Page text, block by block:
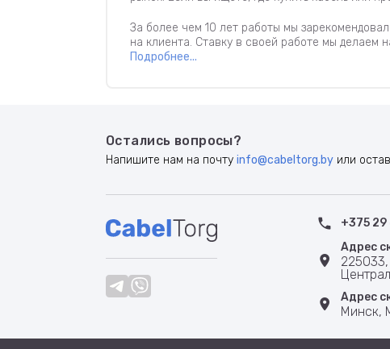
За более чем 10 лет работы мы
на клиента. Ставку в своей работе мы делаем
Подробнее...
Остались вопросы?
Напишите нам на почту info@cabeltorg.byили
+375
Адрес
225033,
Адрес
Минск,